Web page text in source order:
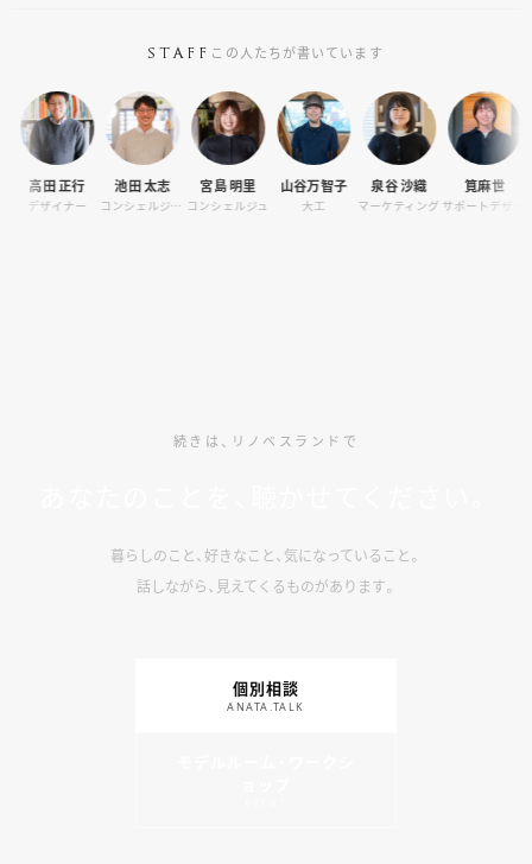
STAFF この人たちが書いています
田 正行
ザイナー
池田 太志
コンシェルジュ・カメラマン
宮島 明里
コンシェルジュ
山谷万智子
大工
泉谷 沙織
マーケティング
筧麻世
サポートデザイナー
続きは、リノベスランドで
暮らしのこと、好きなこと、気になっていること。
話しながら、見えてくるものがあります。
個別相談
ANATA.TALK